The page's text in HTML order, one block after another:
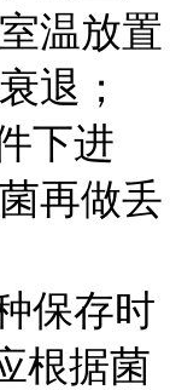
温放置
退；
下进
再做丢
保存时
根据菌